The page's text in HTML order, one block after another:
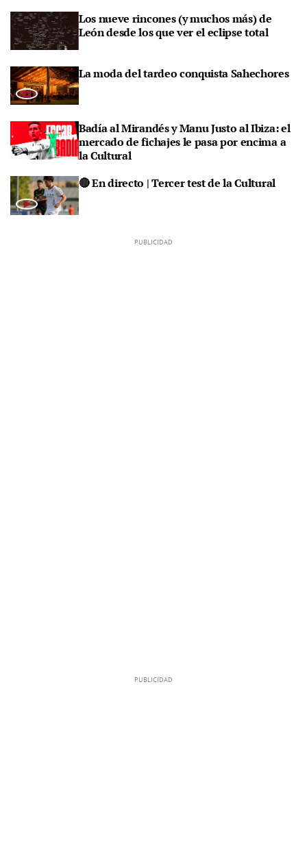
Los nueve rincones (y muchos más) de
León desde los que ver el eclipse total
La moda del tardeo conquista Sahechores
Badía al Mirandés y Manu Justo al Ibiza: el
mercado de fichajes le pasa por encima a
la Cultural
🔴 En directo | Tercer test de la Cultural